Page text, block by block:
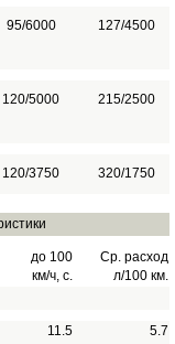
95/6000 127/4500
120/5000 215/2500
120/3750 320/1750
до 100
км/ч, с.
Ср. расход
л/100 км.
11.5
5.7